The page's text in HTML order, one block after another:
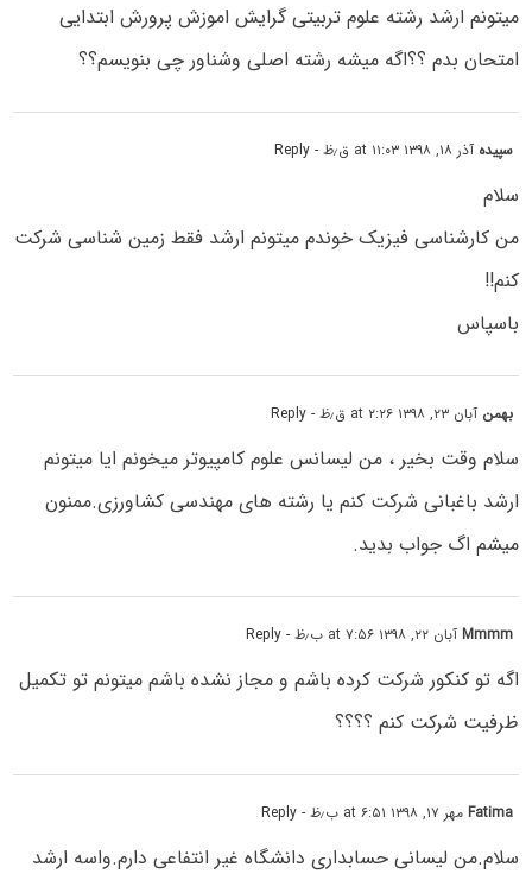
میتونم ارشد رشته علوم تربیتی گرایش اموزش پرورش ابتدایی
امتحان بدم ؟؟اگه میشه رشته اصلی وشناور چی بنویسم؟؟
سپیده آذر ۱۸, ۱۳۹۸ at ۱۱:۰۳ ق٫ظ - Reply
سلام
من کارشناسی فیزیک خوندم میتونم ارشد فقط زمین شناسی شرکت
کنم!!
باسپاس
بهمن آبان ۲۳, ۱۳۹۸ at ۲:۲۶ ق٫ظ - Reply
سلام وقت بخیر ، من لیسانس علوم کامپیوتر میخونم ایا میتونم
ارشد باغبانی شرکت کنم یا رشته های مهندسی کشاورزی.ممنون
میشم اگ جواب بدید.
Mmmmآبان ۲۲, ۱۳۹۸ at ۷:۵۶ ب٫ظ - Reply
اگه تو کنکور شرکت کرده باشم و مجاز نشده باشم میتونم تو تکمیل
ظرفیت شرکت کنم ؟؟؟؟
Fatimaمهر ۱۷, ۱۳۹۸ at ۶:۵۱ ب٫ظ - Reply
سلام.من لیسانی حسابداری دانشگاه غیر انتفاعی دارم.واسه ارشد